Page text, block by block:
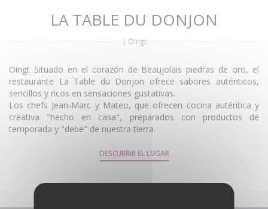
LA TABLE DU DONJON
| Oingt
Oingt Situado en el corazón de Beaujolais piedras de oro, el
restaurante La Table du Donjon ofrece sabores auténticos,
sencillos y ricos en sensaciones gustativas.
Los chefs Jean-Marc y Mateo, que ofrecen cocina auténtica y
creativa "hecho en casa", preparados con productos de
temporada y "debe" de nuestra tierra.
DESCUBRIR EL LUGAR